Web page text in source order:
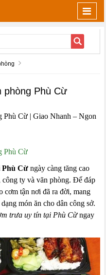
Phù Cừ
Cừ | Giao Nhanh – Ngon
Phù Cừ
Phù Cừ ngày càng tăng cao
ty và văn phòng. Để đáp
cơm tận nơi đã ra đời, mang
món ăn cho dân công sở.
trưa uy tín tại Phù Cừngay